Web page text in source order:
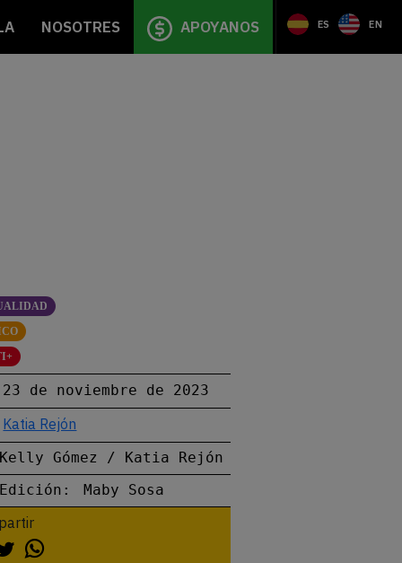
NOSOTRES APOYANOS ES EN
23 de noviembre de 2023
Katia Rejón
Kelly Gómez / Katia Rejón
Edición:
Maby Sosa